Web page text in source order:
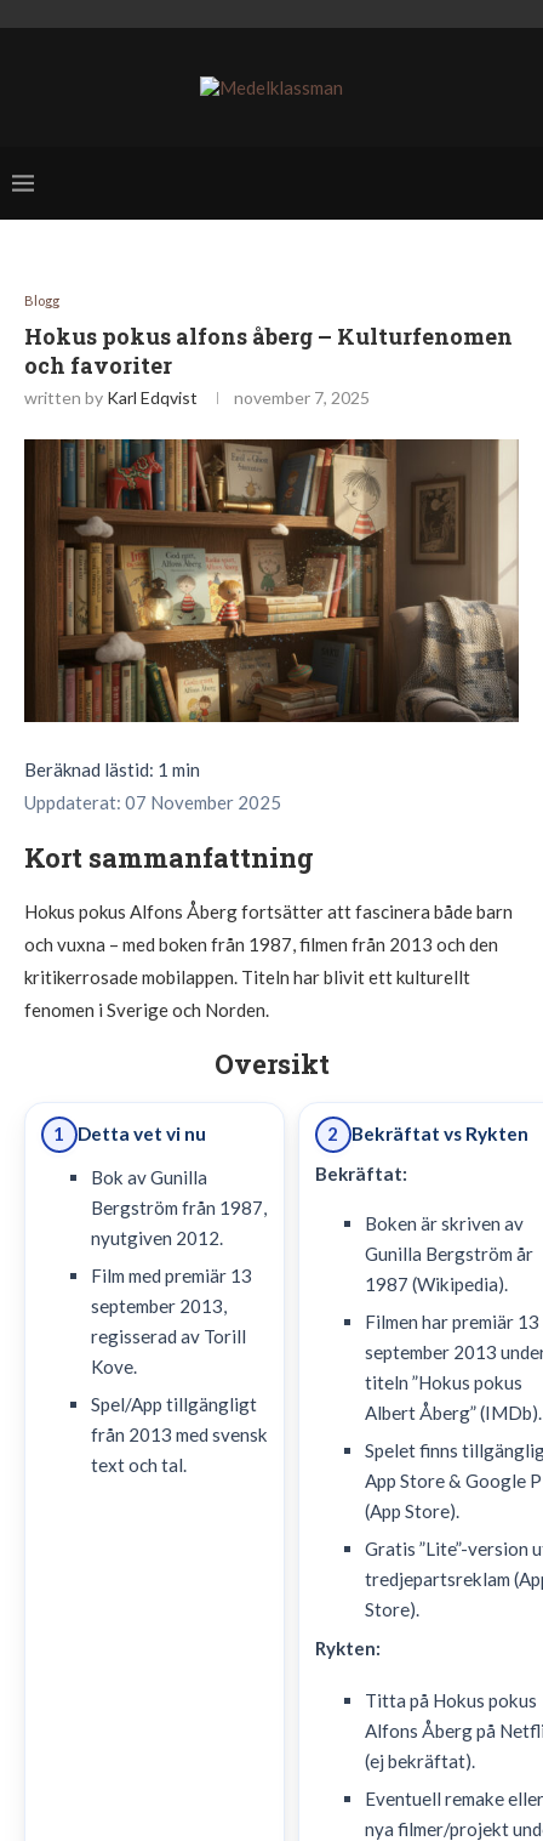
Blogg
Hokus pokus alfons åberg – Kulturfenomen
och favoriter
written by Karl Edqvist november 7, 2025
Beräknad lästid: 1 min
Uppdaterat: 07 November 2025
Kort sammanfattning
Hokus pokus Alfons Åberg fortsätter att fascinera både barn
och vuxna – med boken från 1987, filmen från 2013 och den
kritikerrosade mobilappen. Titeln har blivit ett kulturellt
fenomen i Sverige och Norden.
Oversikt
1
Detta vet vi nu
Bok av Gunilla
Bergström från 1987,
nyutgiven 2012.
Film med premiär 13
september 2013,
regisserad av Torill
Kove.
Spel/App tillgängligt
från 2013 med svensk
text och tal.
2
Bekräftat vs Rykten
Bekräftat:
Boken är skriven av
Gunilla Bergström år
1987 (Wikipedia).
Filmen har premiär 13
september 2013
titeln ”Hokus pokus
Albert Åberg” (IMDb).
Spelet finns
App Store & Google
(App Store).
Gratis ”Lite”-version
tredjepartsreklam
Store).
Rykten:
Titta på Hokus pokus
Alfons Åberg på
(ej bekräftat).
Eventuell remake eller
nya filmer/projekt